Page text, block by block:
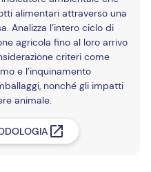
alimentari attraverso una
Analizza l’intero ciclo di
agricola fino al loro arrivo
criteri come
e l’inquinamento
nonché gli impatti
animale.